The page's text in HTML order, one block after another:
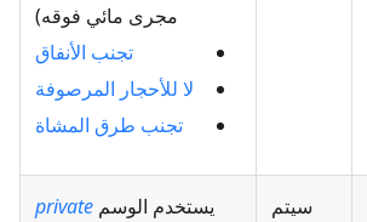
مجرى مائي فوقه)
تجنب الأنفاق
لا للأحجار المرصوفة
تجنب طرق المشاة
سيتم
يستخدم الوسم private